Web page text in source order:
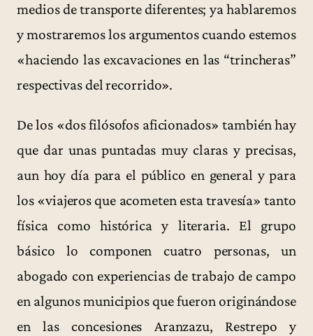
medios de transporte diferentes; ya hablaremos
y mostraremos los argumentos cuando estemos
«haciendo las excavaciones en las “trincheras”
respectivas del recorrido».
De los «dos filósofos aficionados» también hay
que dar unas puntadas muy claras y precisas,
aun hoy día para el público en general y para
los «viajeros que acometen esta travesía» tanto
física como histórica y literaria. El grupo
básico lo componen cuatro personas, un
abogado con experiencias de trabajo de campo
en algunos municipios que fueron originándose
en las concesiones Aranzazu, Restrepo y